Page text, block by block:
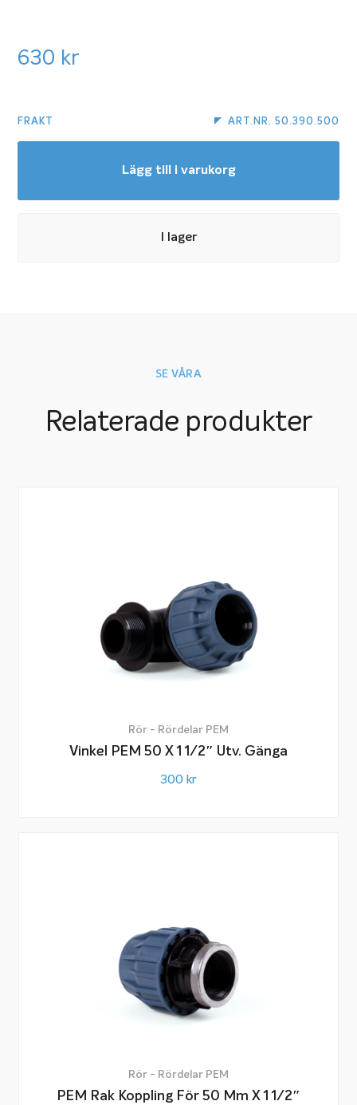
630 kr
FRAKT ART.NR. 50.390.500
Lägg till i varukorg
I lager
SE VÅRA
Relaterade produkter
Rör - Rördelar PEM
Vinkel PEM 50 X 1 1/2″ Utv. Gänga
300 kr
Rör - Rördelar PEM
PEM Rak Koppling För 50 Mm X 1 1/2″